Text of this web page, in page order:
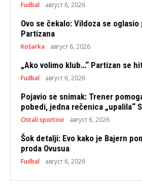
Fudbal август 6, 2026
Ovo se čekalo: Vildoza se
Partizana
Košarka август 6, 2026
„Ako volimo klub…“ Partizan se
Fudbal август 6, 2026
Pojavio se snimak: Trener
pobedi, jedna rečenica „upalila“
Ostali sportovi август 6, 2026
Šok detalji: Evo kako je Bajern
proda Ovusua
Fudbal август 6, 2026